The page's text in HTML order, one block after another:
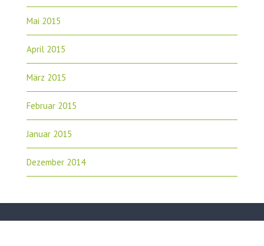
Mai 2015
April 2015
März 2015
Februar 2015
Januar 2015
Dezember 2014